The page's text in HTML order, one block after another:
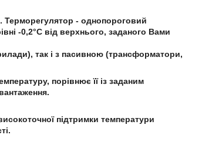
Терморегулятор - однопороговий
-0,2°С від верхнього, заданого Вами
так і з пасивною (трансформатори,
порівнює її із заданим
підтримки температури